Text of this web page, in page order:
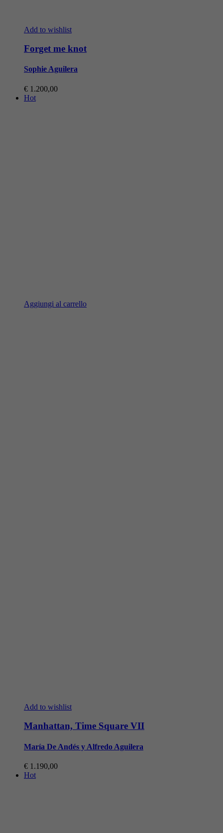
Add to wishlist
Forget me knot
Sophie Aguilera
€ 1.200,00
Hot
Aggiungi al carrello
Add to wishlist
Manhattan, Time Square VII
María De Andés y Alfredo Aguilera
€ 1.190,00
Hot